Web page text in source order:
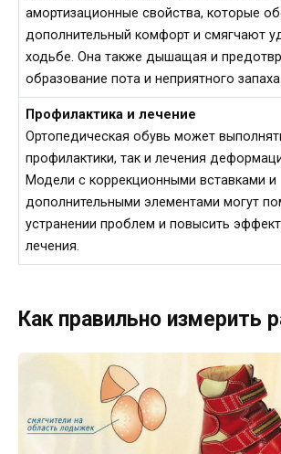
амортизационные свойства, которые
дополнительный комфорт и смягчают
ходьбе. Она также дышащая и
образование пота и неприятного запаха.
Профилактика и лечение
Ортопедическая обувь может
профилактики, так и лечения
Модели с коррекционными вставками и
дополнительными элементами могут
устранении проблем и повысить
лечения.
Как правильно измерить